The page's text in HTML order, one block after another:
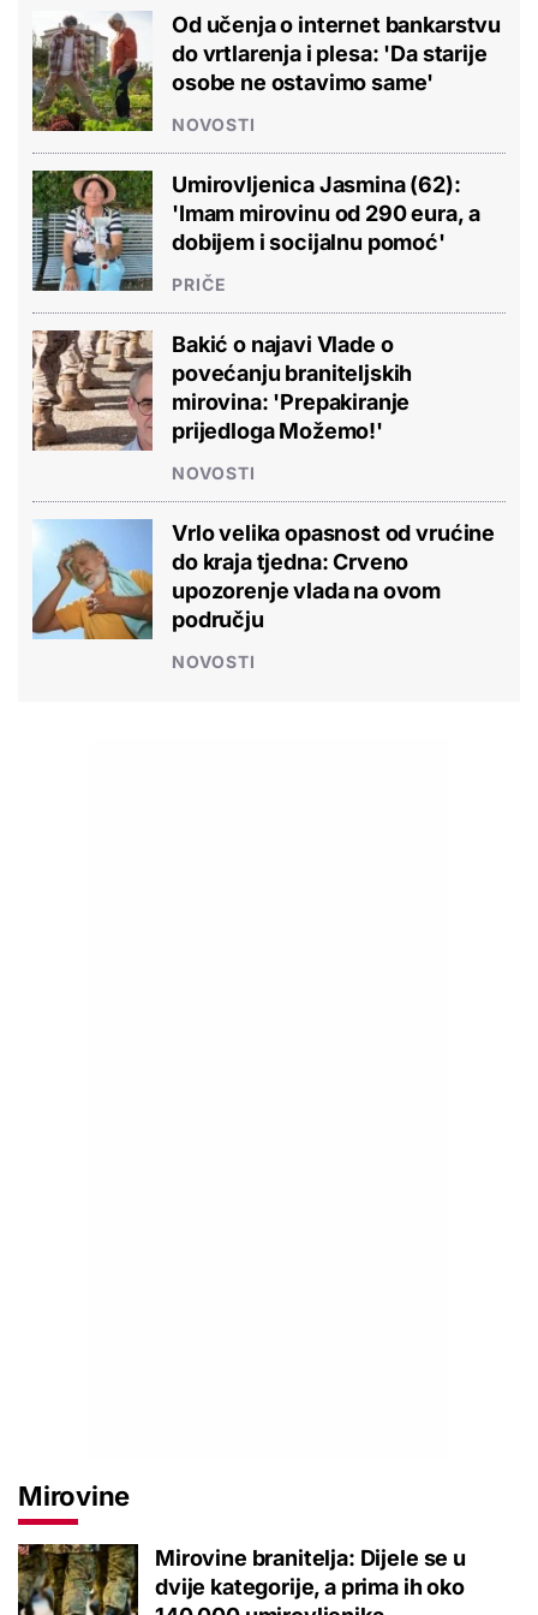
Od učenja o internet bankarstvu
do vrtlarenja i plesa: 'Da starije
osobe ne ostavimo same'
NOVOSTI
Umirovljenica Jasmina (62):
'Imam mirovinu od 290 eura, a
dobijem i socijalnu pomoć'
PRIČE
Bakić o najavi Vlade o
povećanju braniteljskih
mirovina: 'Prepakiranje
prijedloga Možemo!'
NOVOSTI
Vrlo velika opasnost od vrućine
do kraja tjedna: Crveno
upozorenje vlada na ovom
području
NOVOSTI
Mirovine
Mirovine branitelja: Dijele se u
dvije kategorije, a prima ih oko